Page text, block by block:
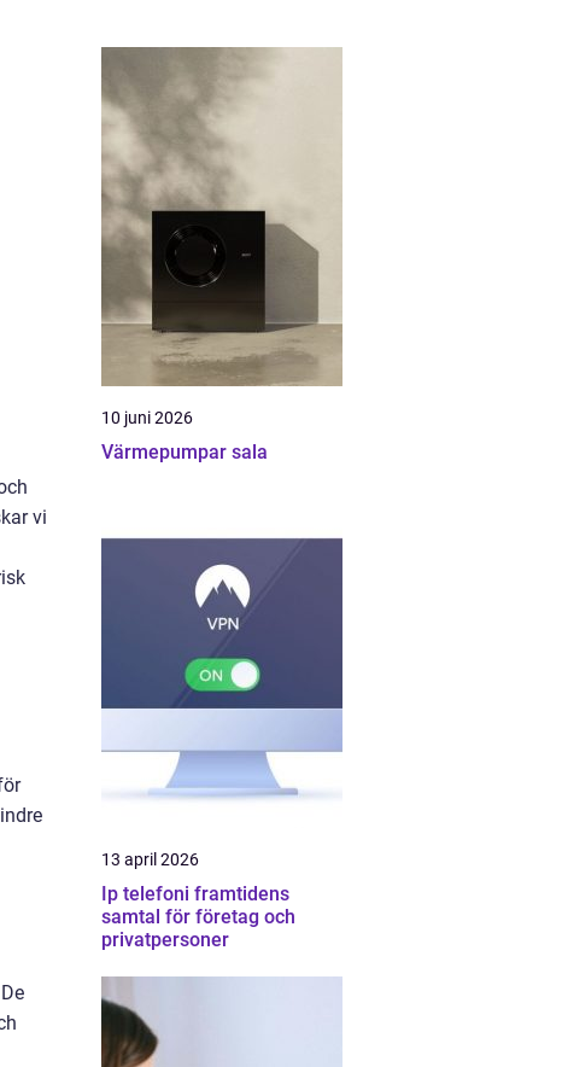
vi
10 juni 2026
Värmepumpar sala
13 april 2026
Ip telefoni framtidens
samtal för företag och
privatpersoner